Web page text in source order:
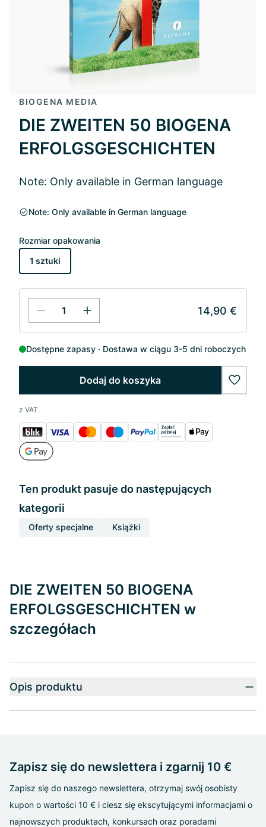
BIOGENA MEDIA
DIE ZWEITEN 50 BIOGENA
ERFOLGSGESCHICHTEN
Note: Only available in German language
Note: Only available in German language
Rozmiar opakowania
1 sztuki
14,90 €
Dostępne zapasy Dostawa w ciągu 3-5 dni roboczych
Dodaj do koszyka
z VAT.
Ten produkt pasuje do następujących
kategorii
Oferty specjalne Książki
DIE ZWEITEN 50 BIOGENA
ERFOLGSGESCHICHTEN w
szczegółach
Opis produktu
Zapisz się do newslettera i zgarnij 10 €
Zapisz się do naszego newslettera, otrzymaj swój osobisty
kupon o wartości 10 € i ciesz się ekscytującymi informacjami o
najnowszych produktach, konkursach oraz poradami